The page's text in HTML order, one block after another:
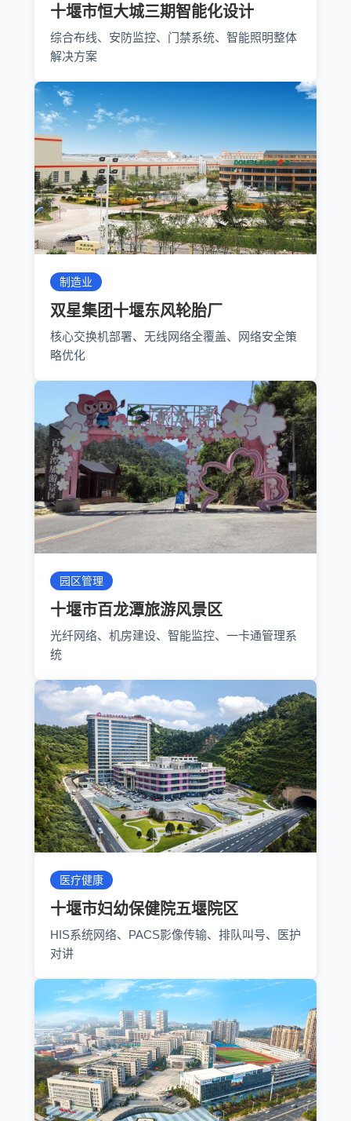
十堰市恒大城三期智能化设计
综合布线、安防监控、门禁系统、智能照明整体
解决方案
制造业
双星集团十堰东风轮胎厂
核心交换机部署、无线网络全覆盖、网络安全策
略优化
园区管理
十堰市百龙潭旅游风景区
光纤网络、机房建设、智能监控、一卡通管理系
统
医疗健康
十堰市妇幼保健院五堰院区
HIS系统网络、PACS影像传输、排队叫号、医护
对讲